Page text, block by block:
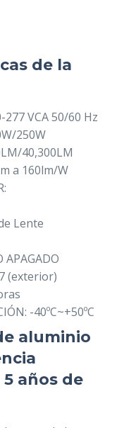
de la
277 VCA 50/60 Hz
250W
40,300LM
a 160lm/W
Lente
APAGADO
(exterior)
-40ºC~+50ºC
aluminio
5 años de